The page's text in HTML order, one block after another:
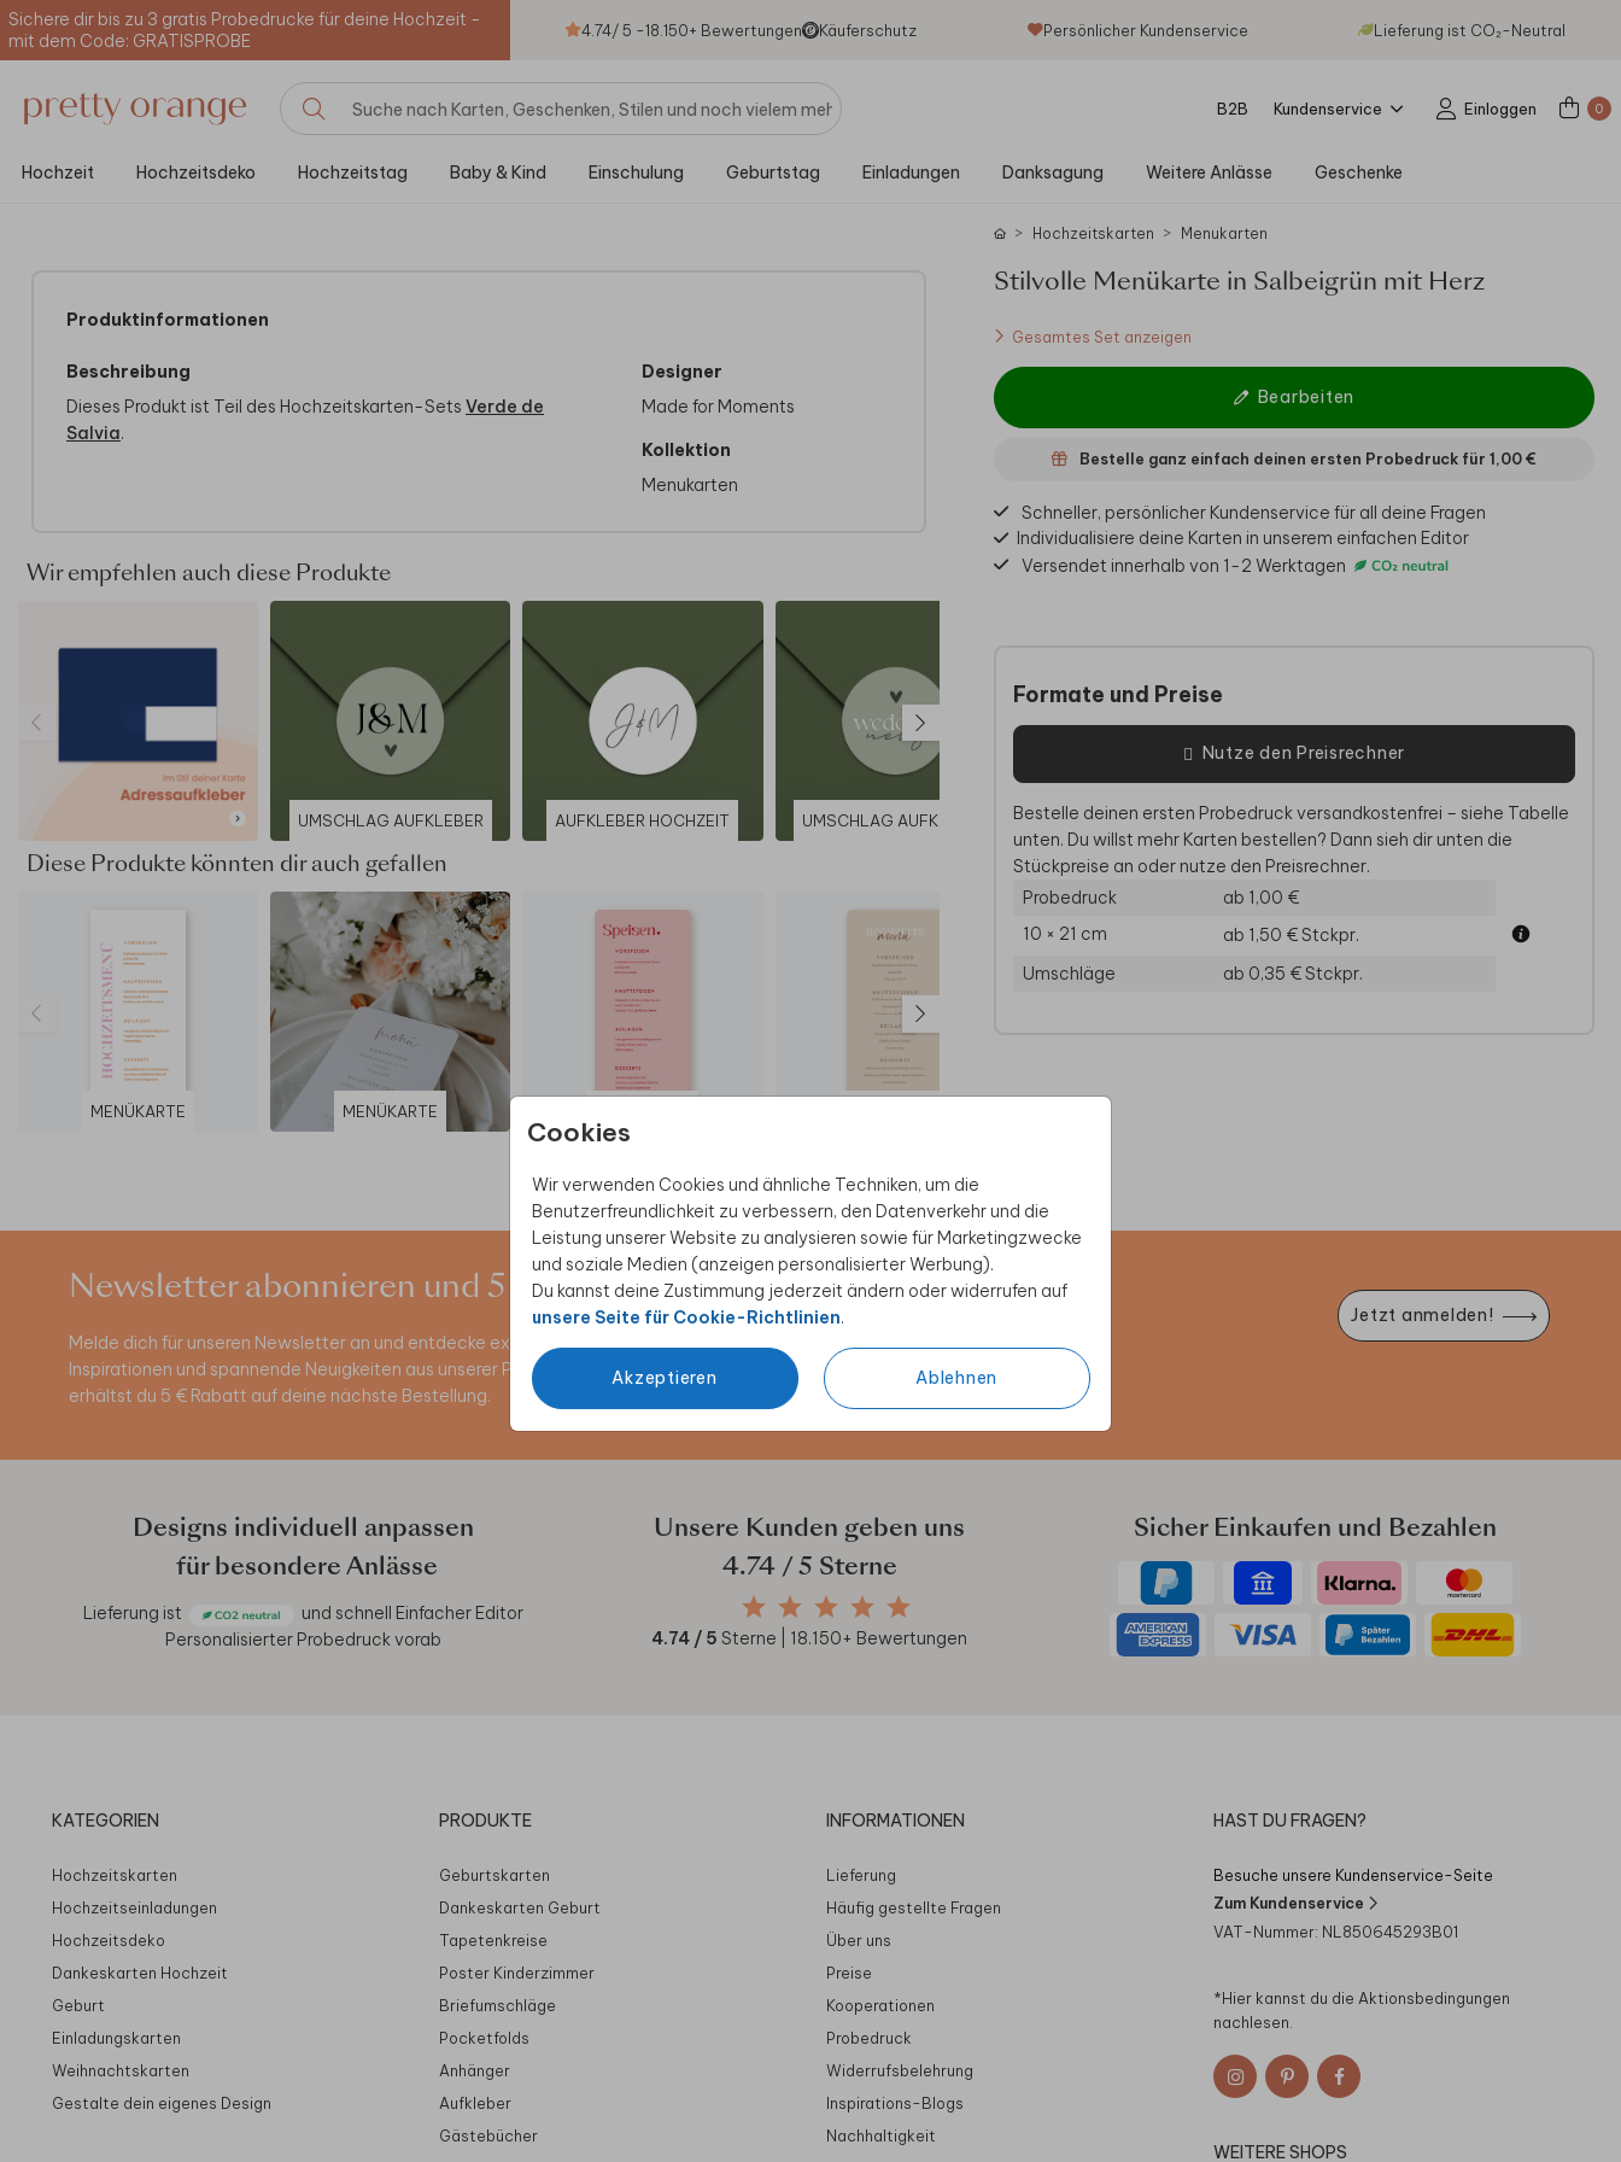
Sichere dir bis zu 3 gratis Probedrucke für deine Hochzeit -
mit dem Code: GRATISPROBE
4.74/ 5 -18.150+ Bewertungen Käuferschutz Persönlicher Kundenservice Lieferung ist CO₂-Neutral
B2B Kundenservice Einloggen 0
Hochzeit Hochzeitsdeko Hochzeitstag Baby & Kind Einschulung Geburtstag Einladungen Danksagung Weitere Anlässe Geschenke
Cookies
Wir verwenden Cookies und ähnliche Techniken, um die
Benutzerfreundlichkeit zu verbessern, den Datenverkehr und die
Leistung unserer Website zu analysieren sowie für Marketingzwecke
und soziale Medien (anzeigen personalisierter Werbung).
Du kannst deine Zustimmung jederzeit ändern oder widerrufen auf
unsere Seite für Cookie-Richtlinien.
Akzeptieren Ablehnen
Produktinformationen
Beschreibung
Dieses Produkt ist Teil des Hochzeitskarten-Sets Verde de
Salvia.
Designer
Made for Moments
Kollektion
Menukarten
Wir empfehlen auch diese Produkte
UMSCHLAG AUFKLEBER AUFKLEBER HOCHZEIT UMSCHLAG AUFKLEBER NAMENSKARTEN DANKESKARTE
Diese Produkte könnten dir auch gefallen
MENÜKARTE MENÜKARTE
Hochzeitskarten Menukarten
Stilvolle Menükarte in Salbeigrün mit Herz
Gesamtes Set anzeigen
Bearbeiten
Bestelle ganz einfach deinen ersten Probedruck für1,00 €
Schneller, persönlicher Kundenservice für all deine Fragen
Individualisiere deine Karten in unserem einfachen Editor
Versendet innerhalb von 1-2 Werktagen
Formate und Preise
Nutze den Preisrechner
Bestelle deinen ersten Probedruck versandkostenfrei – siehe Tabelle
unten. Du willst mehr Karten bestellen? Dann sieh dir unten die
Stückpreise an oder nutze den Preisrechner.
Probedruck
ab 1,00 €
10 × 21 cm
ab 1,50 €Stckpr.
Umschläge
ab 0,35 €Stckpr.
Newsletter abonnieren und 5 € Rabatt sichern
Melde dich für unseren Newsletter an und entdecke exklusive Angebote, kreative
Inspirationen und spannende Neuigkeiten aus unserer Produktwelt. Als Dankeschön
erhältst du 5 € Rabatt auf deine nächste Bestellung.
Jetzt anmelden!
Designs individuell anpassen
für besondere Anlässe
Lieferung ist und schnell Einfacher Editor
Personalisierter Probedruck vorab
Unsere Kunden geben uns
4.74/ 5 Sterne
4.74 / 5 Sterne | 18.150+ Bewertungen
Sicher Einkaufen und Bezahlen
KATEGORIEN
Hochzeitskarten
Hochzeitseinladungen
Hochzeitsdeko
Dankeskarten Hochzeit
Geburt
Einladungskarten
Weihnachtskarten
Gestalte dein eigenes Design
PRODUKTE
Geburtskarten
Dankeskarten Geburt
Tapetenkreise
Poster Kinderzimmer
Briefumschläge
Pocketfolds
Anhänger
Aufkleber
Gästebücher
INFORMATIONEN
Lieferung
Häufig gestellte Fragen
Über uns
Preise
Kooperationen
Probedruck
Widerrufsbelehrung
Inspirations-Blogs
Nachhaltigkeit
HAST DU FRAGEN?
Besuche unsere Kundenservice-Seite
Zum Kundenservice
VAT-Nummer: NL850645293B01
*Hier kannst du die Aktionsbedingungen
nachlesen.
WEITERE SHOPS